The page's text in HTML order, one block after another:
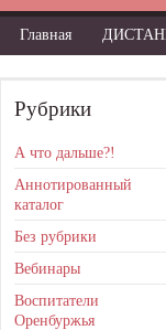
Главная
Рубрики
А что дальше?!
Аннотированный
каталог
Без рубрики
Вебинары
Воспитатели
Оренбуржья